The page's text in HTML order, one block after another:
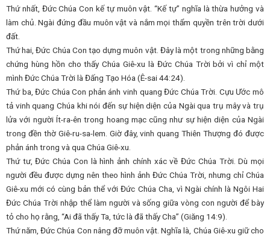
Thứ nhất, Đức Chúa Con kế tự muôn vật. “Kế tự” nghĩa là thừa hưởng và
làm chủ. Ngài đứng đầu muôn vật và nắm mọi thẩm quyền trên trời dưới
đất.
Thứ hai, Đức Chúa Con tạo dựng muôn vật. Đây là một trong những bằng
chứng hùng hồn cho thấy Chúa Giê-xu là Đức Chúa Trời bởi vì chỉ một
mình Đức Chúa Trời là Đấng Tạo Hóa (Ê-sai 44:24).
Thứ ba, Đức Chúa Con phản ánh vinh quang Đức Chúa Trời. Cựu Ước mô
tả vinh quang Chúa khi nói đến sự hiện diện của Ngài qua trụ mây và trụ
lửa với người Ít-ra-ên trong hoang mạc cũng như sự hiện diện của Ngài
trong đền thờ Giê-ru-sa-lem. Giờ đây, vinh quang Thiên Thượng đó được
phản ánh trong và qua Chúa Giê-xu.
Thứ tư, Đức Chúa Con là hình ảnh chính xác về Đức Chúa Trời. Dù mọi
người đều được dựng nên theo hình ảnh Đức Chúa Trời, nhưng chỉ Chúa
Giê-xu mới có cùng bản thể với Đức Chúa Cha, vì Ngài chính là Ngôi Hai
Đức Chúa Trời nhập thể làm người và sống giữa vòng con người để bày
tỏ cho họ rằng, “Ai đã thấy Ta, tức là đã thấy Cha” (Giăng 14:9).
Thứ năm, Đức Chúa Con nâng đỡ muôn vật. Nghĩa là, Chúa Giê-xu giữ cho